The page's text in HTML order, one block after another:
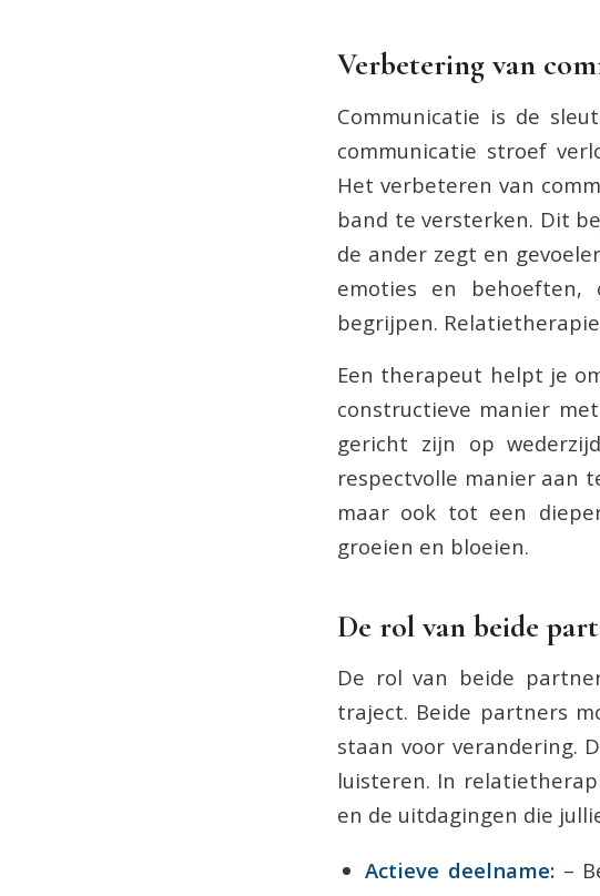
Verbetering van
Communicatie is de
communicatie stroef
Het verbeteren van
band te versterken. Dit
de ander zegt en
emoties en
begrijpen.
Een therapeut helpt je
constructieve manier
gericht zijn op
respectvolle manier aan
maar ook tot een
groeien en bloeien.
De rol van beide
De rol van beide
traject. Beide partners
staan voor verandering.
luisteren. In
en de uitdagingen die
Actieve deelname: –